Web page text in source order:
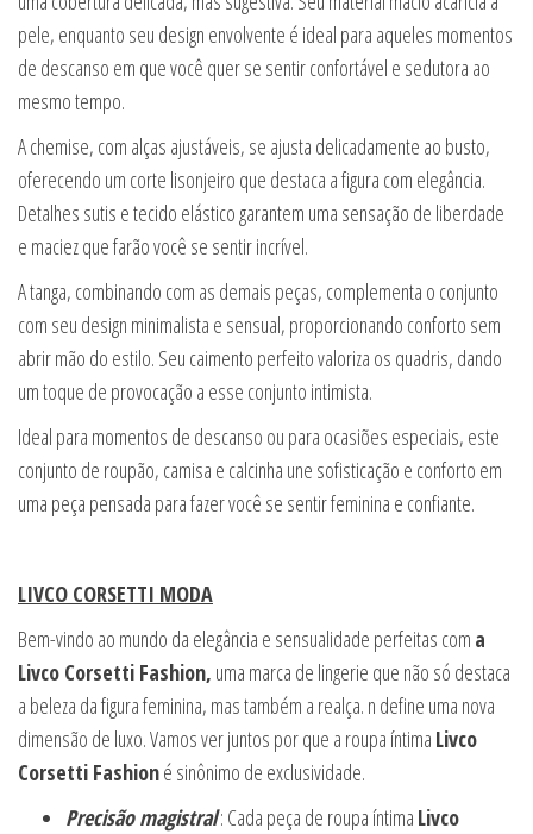
pele, enquanto seu design envolvente é ideal para aqueles momentos
de descanso em que você quer se sentir confortável e sedutora ao
mesmo tempo.
A chemise, com alças ajustáveis, se ajusta delicadamente ao busto,
oferecendo um corte lisonjeiro que destaca a figura com elegância.
Detalhes sutis e tecido elástico garantem uma sensação de liberdade
e maciez que farão você se sentir incrível.
A tanga, combinando com as demais peças, complementa o conjunto
com seu design minimalista e sensual, proporcionando conforto sem
abrir mão do estilo. Seu caimento perfeito valoriza os quadris, dando
um toque de provocação a esse conjunto intimista.
Ideal para momentos de descanso ou para ocasiões especiais, este
conjunto de roupão, camisa e calcinha une sofisticação e conforto em
uma peça pensada para fazer você se sentir feminina e confiante.
LIVCO CORSETTI MODA
Bem-vindo ao mundo da elegância e sensualidade perfeitas com a
Livco Corsetti Fashion, uma marca de lingerie que não só destaca
a beleza da figura feminina, mas também a realça. n define uma nova
dimensão de luxo. Vamos ver juntos por que a roupa íntima Livco
Corsetti Fashioné sinônimo de exclusividade.
Precisão magistral: Cada peça de roupa íntima Livco